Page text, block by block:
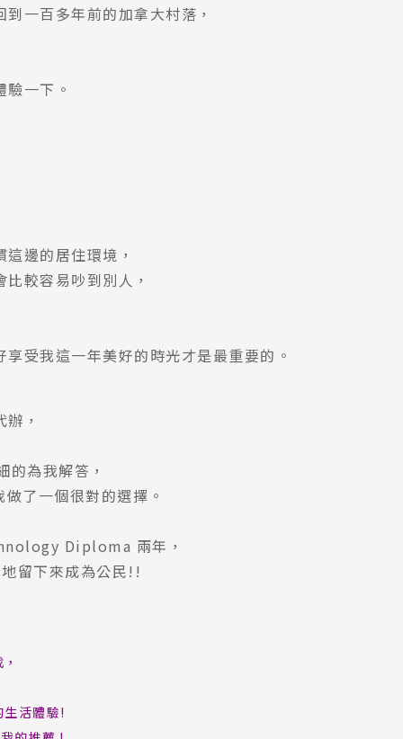
一百多年前的加拿大村落，
一下。
邊的居住環境，
較容易吵到別人，
受我這一年美好的時光才是最重要的。
，
為我解答，
了一個很對的選擇。
Diploma 兩年，
留下來成為公民!!
活體驗!